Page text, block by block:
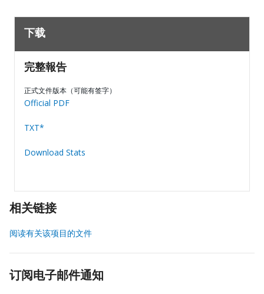
下载
完整報告
正式文件版本（可能有签字）
Official PDF
TXT*
Download Stats
相关链接
阅读有关该项目的文件
订阅电子邮件通知